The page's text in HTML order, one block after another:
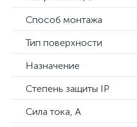
Способ монтажа
Тип поверхности
Назначение
Степень защиты IP
Сила тока, А